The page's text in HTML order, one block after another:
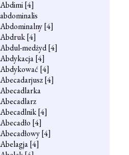
Abdimi[4]
abdominalis
Abdominalny[4]
Abdruk[4]
Abdul-medżyd[4]
Abdykacja[4]
Abdykować [4]
Abecadarjusz[4]
Abecadlarka
Abecadlarz
Abecadlnik[4]
Abecadło [4]
Abecadłowy[4]
Abelagja[4]